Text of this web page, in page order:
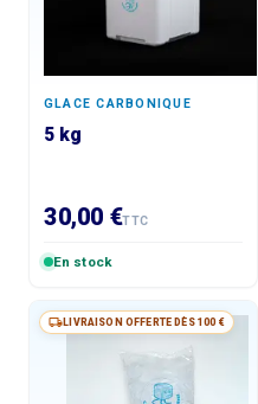
GLACE CARBONIQUE
5 kg
30,00 €TTC
En stock
LIVRAISON OFFERTE DÈS 100 €